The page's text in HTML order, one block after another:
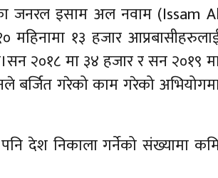
जनरल इसाम अल नवाम (Issam Al
१३ हजार
२०१८ मा ३४ हजार र सन २०१९
बर्जित गरेको काम गरेको
देश निकाला गर्नेको संख्यामा